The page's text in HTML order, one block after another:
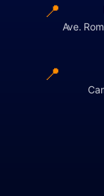
📍
Ave.
📍